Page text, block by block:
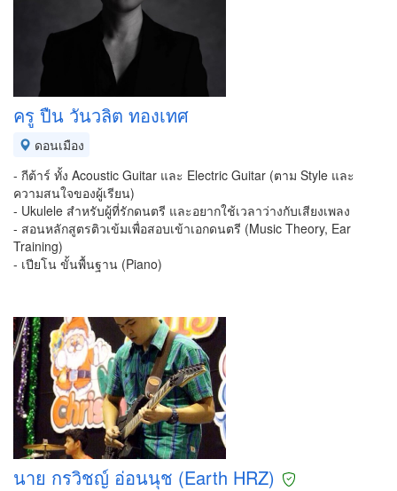
ครู ปืน วันวลิต ทองเทศ
ดอนเมือง
- กีต้าร์ ทั้ง Acoustic Guitar และ Electric Guitar (ตาม Style และ
ความสนใจของผู้เรียน)
- Ukulele สำหรับผู้ที่รักดนตรี และอยากใช้เวลาว่างกับเสียงเพลง
- สอนหลักสูตรติวเข้มเพื่อสอบเข้าเอกดนตรี (Music Theory, Ear
Training)
- เปียโน ขั้นพื้นฐาน (Piano)
นาย กรวิชญ์ อ่อนนุช (Earth HRZ)